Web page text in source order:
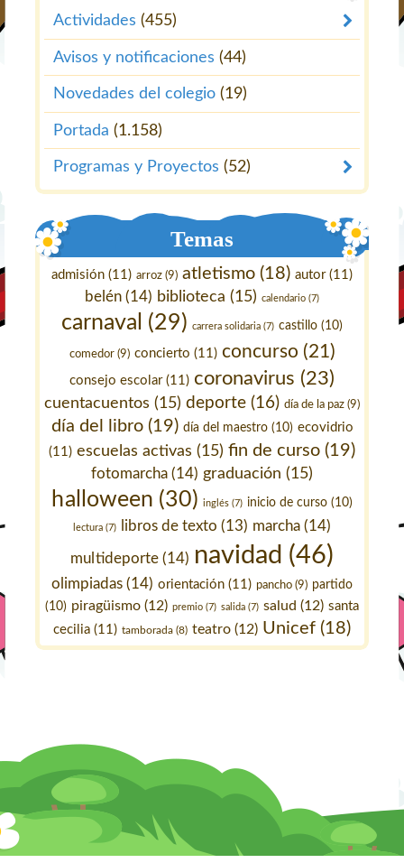
Actividades (455)
Avisos y notificaciones (44)
Novedades del colegio (19)
Portada (1.158)
Programas y Proyectos (52)
Temas
admisión (11) arroz (9) atletismo (18) autor(11)
belén (14) biblioteca (15) calendario (7)
carnaval (29) carrera solidaria (7) castillo (10)
comedor(9) concierto (11) concurso (21)
consejo escolar(11) coronavirus (23)
cuentacuentos (15) deporte (16) día de la paz (9)
día del libro(19) día del maestro(10) ecovidrio
(11) escuelas activas (15) fin de curso (19)
fotomarcha (14) graduación (15)
halloween (30) inglés(7) inicio de curso(10)
lectura (7) libros de texto (13) marcha (14)
multideporte(14) navidad (46)
olimpiadas (14) orientación (11) pancho (9) partido
(10) piragüismo (12) premio (7) salida (7) salud (12) santa
cecilia (11) tamborada (8) teatro (12) Unicef (18)